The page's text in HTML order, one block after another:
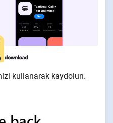
kullanarak kaydolun.